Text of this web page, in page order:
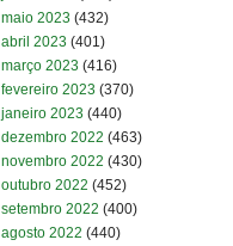
maio 2023 (432)
abril 2023 (401)
março 2023 (416)
fevereiro 2023 (370)
janeiro 2023 (440)
dezembro 2022 (463)
novembro 2022 (430)
outubro 2022 (452)
setembro 2022 (400)
agosto 2022 (440)